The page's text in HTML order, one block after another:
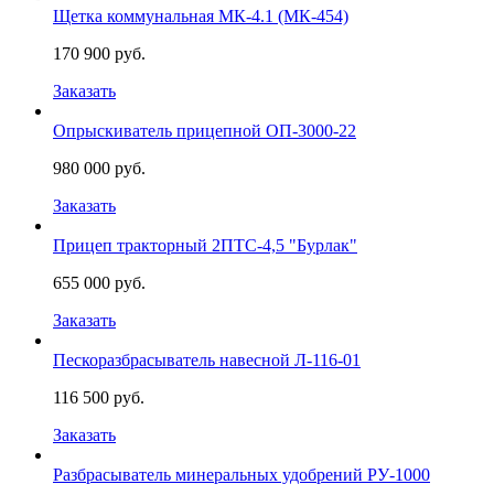
Щетка коммунальная МК-4.1 (МК-454)
170 900 руб.
Заказать
Опрыскиватель прицепной ОП-3000-22
980 000 руб.
Заказать
Прицеп тракторный 2ПТС-4,5 "Бурлак"
655 000 руб.
Заказать
Пескоразбрасыватель навесной Л-116-01
116 500 руб.
Заказать
Разбрасыватель минеральных удобрений РУ-1000